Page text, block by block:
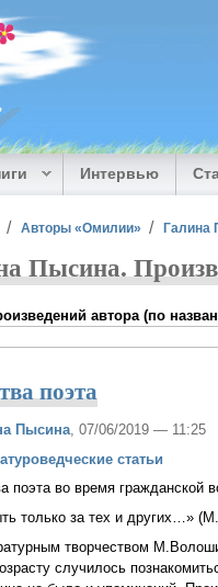
Интервью
Авторы «Омилии» Галина
Пысина.
автора (по
поэта
Пысина , 07/06/2019 — 11:25
статьи
поэта во время гражданской
только за тех и других…»
творчеством
случилось